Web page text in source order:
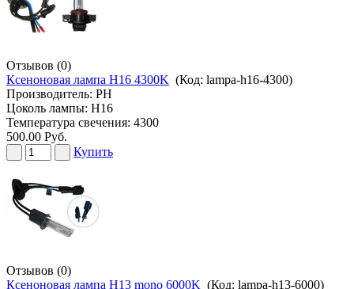
Отзывов (0)
Ксеноновая лампа H16 4300K (Код: lampa-h16-4300)
Производитель: PH
Цоколь лампы: H16
Температура свечения: 4300
500.00 Руб.
Купить
Отзывов (0)
Ксеноновая лампа H13 mono 6000K (Код: lampa-h13-6000)